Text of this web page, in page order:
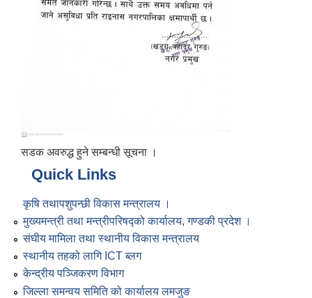
सडक अवरुद्ध हुने सम्बन्धी सूचना ।
Quick Links
कृषि तथापशुपन्छी विकास मन्त्रालय ।
मुख्यमन्त्री तथा मन्त्रीपरिषद्को कार्यालय, गण्डकी प्रदेश ।
संघीय मामिला तथा स्थानीय विकास मन्त्रालय
स्थानीय तहको लागि ICT ब्लग
केन्द्रीय पञ्जिकरण विभाग
जिल्ला समन्वय समिति को कार्यालय लमजुङ